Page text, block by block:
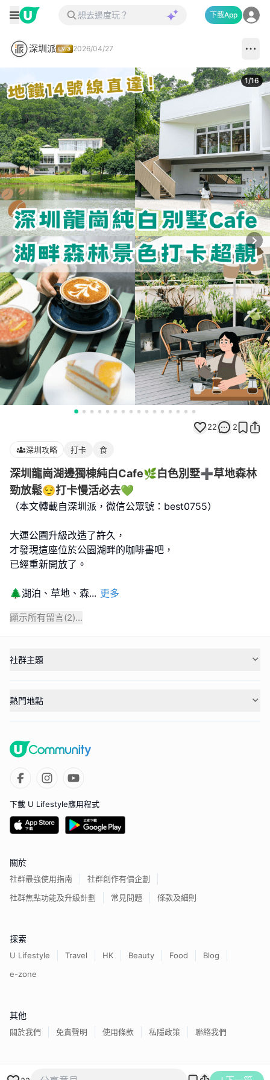
下載App
深圳派 2026/04/27
1/16
22 2
深圳攻略 打卡 食
深圳龍崗湖邊獨棟純白Cafe🌿白色別墅➕️草地森林
勁放鬆😌打卡慢活必去💚
（本文轉載自深圳派，微信公眾號：best0755）
大運公園升級改造了許久，
才發現這座位於公園湖畔的咖啡書吧，
已經重新開放了。
🌲湖泊、草地、森... 更多
顯示所有留言(2)...
社群主題
熱門地點
下載 U Lifestyle應用程式
關於
社群最強使用指南
社群創作有價企劃
社群焦點功能及升級計劃
常見問題 條款及細則
探索
U Lifestyle Travel HK Beauty Food
Blog
e-zone
其他
關於我們 免責聲明 使用條款 私隱政策 聯絡我們